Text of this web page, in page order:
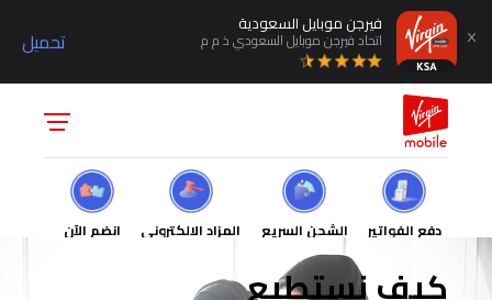
تحميل
فيرجن موبايل السعودية
اتحاد فيرجن موبايل السعودي ذ م م
دفع الفواتير الشحن السريع المزاد الالكتروني انضم الآن
كيف نستطيع